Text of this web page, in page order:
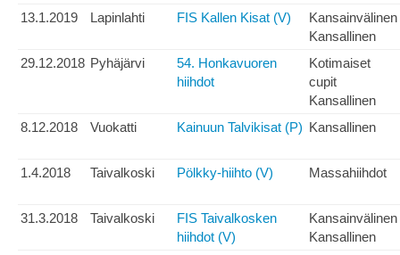
13.1.2019 Lapinlahti FIS Kallen Kisat (V)
Kansainvälinen
Kansallinen
29.12.2018 Pyhäjärvi
54. Honkavuoren
hiihdot
Kotimaiset
cupit
Kansallinen
8.12.2018
Vuokatti Kainuun Talvikisat (P) Kansallinen
1.4.2018 Taivalkoski Pölkky-hiihto (V) Massahiihdot
31.3.2018 Taivalkoski
FIS Taivalkosken
hiihdot (V)
Kansainvälinen
Kansallinen